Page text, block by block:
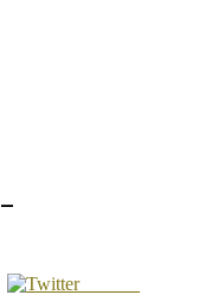
Tweetni